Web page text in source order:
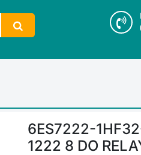
6ES7222-
1222 8 DO